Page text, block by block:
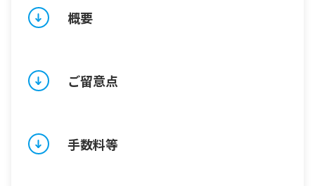
概要
ご留意点
手数料等